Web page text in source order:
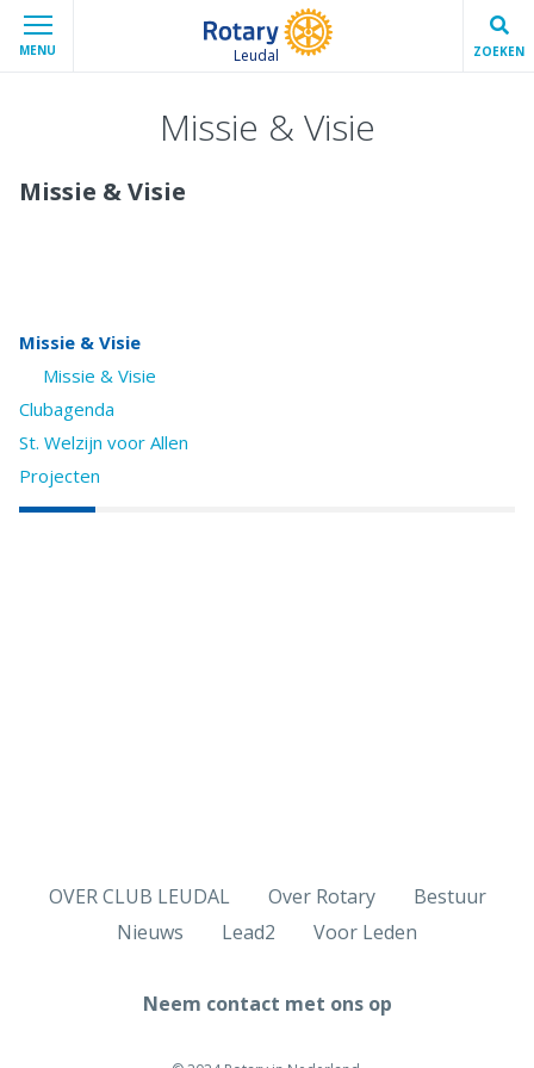
MENU Leudal ZOEKEN
Missie & Visie
Missie & Visie
Missie & Visie
Missie & Visie
Clubagenda
St. Welzijn voor Allen
Projecten
OVER CLUB LEUDAL Over Rotary
Bestuur
Nieuws
Lead2 Voor Leden
Neem contact met ons op